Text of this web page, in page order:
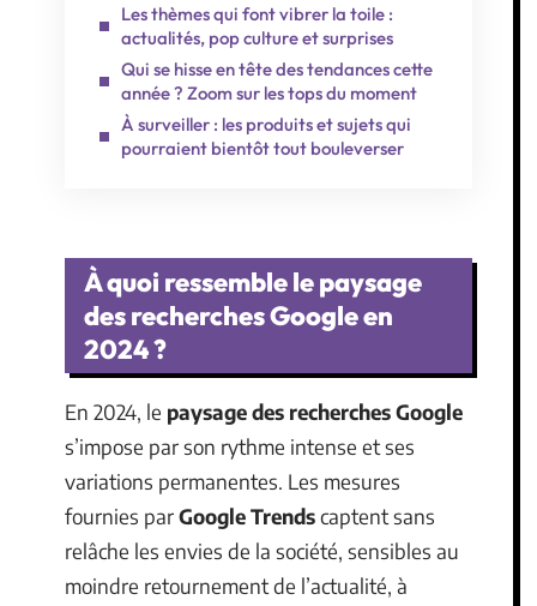
Les thèmes qui font vibrer la toile :
actualités, pop culture et surprises
Qui se hisse en tête des tendances cette
année ? Zoom sur les tops du moment
À surveiller : les produits et sujets qui
pourraient bientôt tout bouleverser
À quoi ressemble le paysage
des recherches Google en
2024 ?
En 2024, le paysage des recherches Google
s’impose par son rythme intense et ses
variations permanentes. Les mesures
fournies parGoogle Trendscaptent sans
relâche les envies de la société, sensibles au
moindre retournement de l’actualité, à